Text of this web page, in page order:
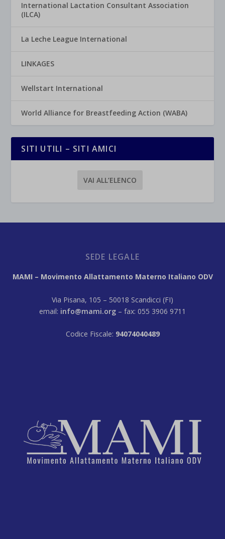
International Lactation Consultant Association
(ILCA)
La Leche League International
LINKAGES
Wellstart International
World Alliance for Breastfeeding Action (WABA)
SITI UTILI – SITI AMICI
VAI ALL’ELENCO
SEDE LEGALE
MAMI – Movimento Allattamento Materno Italiano ODV
Via Pisana, 105 – 50018 Scandicci (FI)
email: info@mami.org – fax: 055 3906 9711
Codice Fiscale: 94074040489